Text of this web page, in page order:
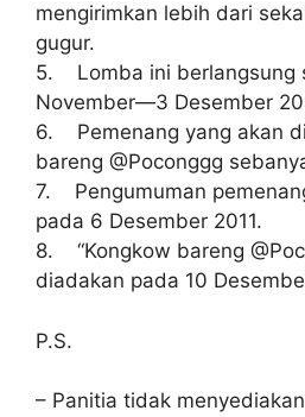
mengirimkan lebih dari
gugur.
5. Lomba ini berlangsung
November—3 Desember
6. Pemenang yang akan
bareng @Poconggg
7. Pengumuman
pada 6 Desember 2011.
8. “Kongkow bareng
diadakan pada 10
P.S.
– Panitia tidak